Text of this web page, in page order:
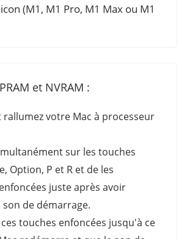
(M1, M1 Pro, M1 Max ou M1
et NVRAM :
rallumez votre Mac à processeur
sur les touches
Option, P et R et de les
juste après avoir
de démarrage.
touches enfoncées jusqu'à ce